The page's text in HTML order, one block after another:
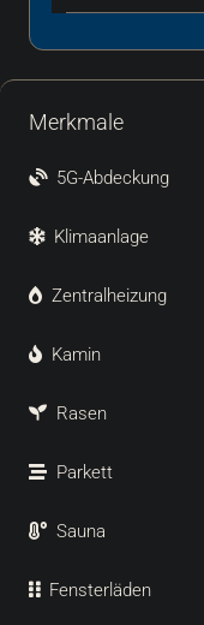
Merkmale
5G-Abdeckung
Klimaanlage
Zentralheizung
Kamin
Rasen
Parkett
Sauna
Fensterläden